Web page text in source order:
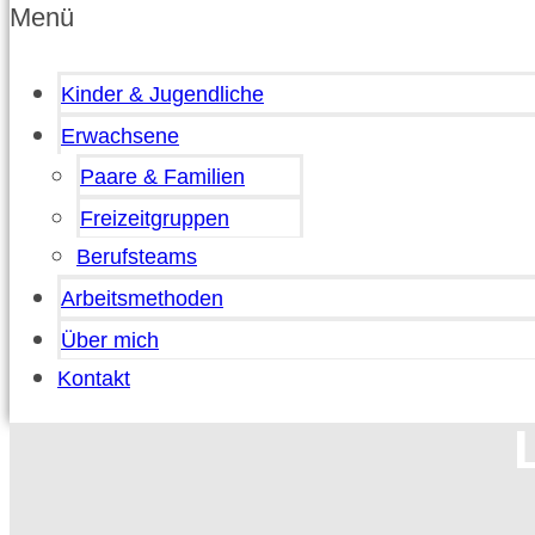
Menü
Kinder & Jugendliche
Erwachsene
Paare & Familien
Freizeitgruppen
Berufsteams
Arbeitsmethoden
Über mich
Kontakt